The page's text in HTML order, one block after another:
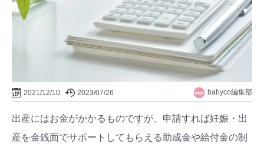
2021/12/10 2023/07/26 babyco編集部
出産にはお金がかかるものですが、申請すれば妊娠・出
産を金銭面でサポートしてもらえる助成金や給付金の制